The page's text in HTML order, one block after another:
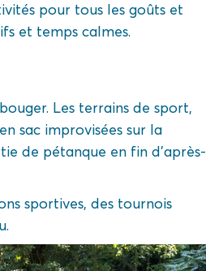
pour tous les goûts et
et temps calmes.
Les terrains de sport,
sac improvisées sur la
de pétanque en fin d’après-
sportives, des tournois